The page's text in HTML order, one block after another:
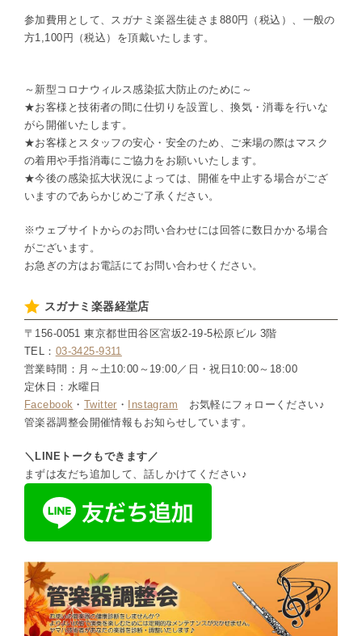
参加費用として、スガナミ楽器生徒さま880円（税込）、一般の
方1,100円（税込）を頂戴いたします。
～新型コロナウィルス感染拡大防止のために～
★お客様と技術者の間に仕切りを設置し、換気・消毒を行いな
がら開催いたします。
★お客様とスタッフの安心・安全のため、ご来場の際はマスク
の着用や手指消毒にご協力をお願いいたします。
★今後の感染拡大状況によっては、開催を中止する場合がござ
いますのであらかじめご了承ください。
※ウェブサイトからのお問い合わせには回答に数日かかる場合
がございます。
お急ぎの方はお電話にてお問い合わせください。
スガナミ楽器経堂店
〒156-0051 東京都世田谷区宮坂2-19-5松原ビル 3階
TEL： 03-3425-9311
営業時間：月～土10:00～19:00／日・祝日10:00～18:00
定休日：水曜日
Facebook ・ Twitter ・ Instagram お気軽にフォローください♪
管楽器調整会開催情報もお知らせしています。
＼LINEトークもできます／
まずは友だち追加して、話しかけてください♪